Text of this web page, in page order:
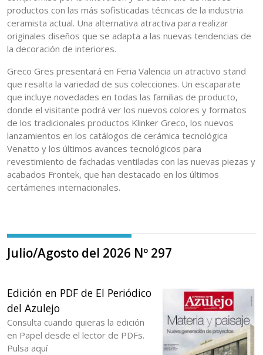
productos con las más sofisticadas técnicas de la industria
ceramista actual. Una alternativa atractiva para realizar
originales diseños que se adapta a las nuevas tendencias de
la decoración de interiores.
Greco Gres presentará en Feria Valencia un atractivo stand
que resalta la variedad de sus colecciones. Un escaparate
que incluye novedades en todas las familias de producto,
donde el visitante podrá ver los nuevos colores y formatos
de los tradicionales productos Klinker Greco, los nuevos
lanzamientos en los catálogos de cerámica tecnológica
Venatto y los últimos avances tecnológicos para
revestimiento de fachadas ventiladas con las nuevas piezas y
acabados Frontek, que han destacado en los últimos
certámenes internacionales.
Julio/Agosto del 2026 Nº 297
Edición en PDF de El Periódico
del Azulejo
Consulta cuando quieras la edición
en Papel desde el lector de PDFs.
Pulsa aquí